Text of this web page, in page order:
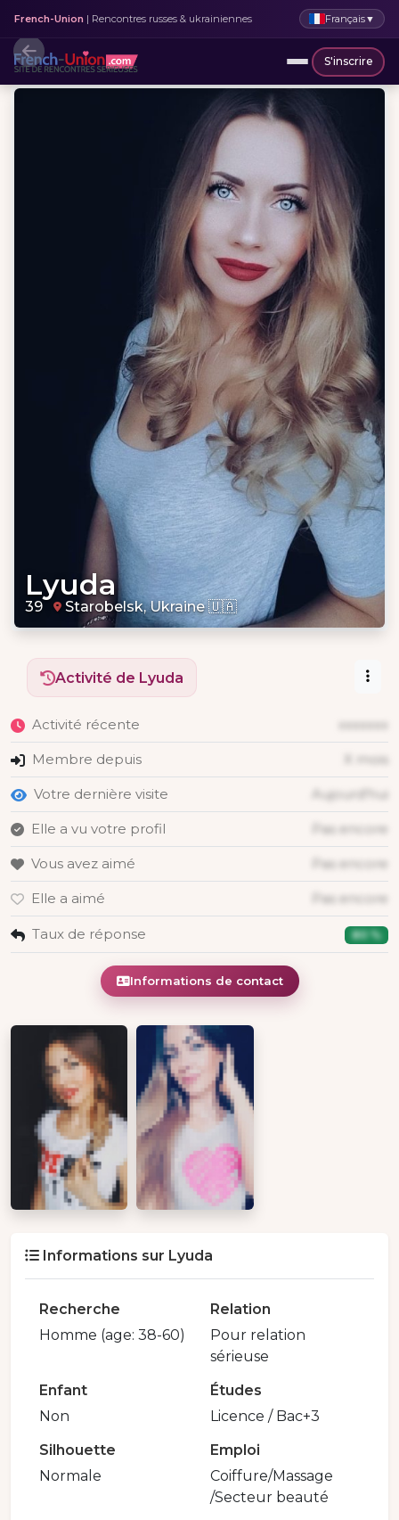
French-Union | Rencontres russes & ukrainiennes Français▼
S'inscrire
Lyuda
39 Starobelsk, Ukraine 🇺🇦
Activité de Lyuda
Activité récente xxxxxxx
Membre depuis X mois
Votre dernière visite Aujourd'hui
Elle a vu votre profil Pas encore
Vous avez aimé Pas encore
Elle a aimé Pas encore
Taux de réponse 80 %
Informations de contact
Informations sur Lyuda
Recherche
Homme (age: 38-60)
Relation
Pour relation
sérieuse
Enfant
Non
Études
Licence / Bac+3
Silhouette
Normale
Emploi
Coiffure/Massage
/Secteur beauté